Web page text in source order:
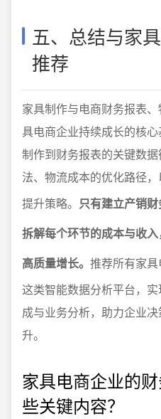
五、总结与家
推荐
家具制作与电商财务报表
具电商企业持续成长的核
制作到财务报表的关键数
法、物流成本的优化路径
提升策略。 只有建立产销
拆解每个环节的成本与收
高质量增长。 推荐所有家
这类智能数据分析平台，
成与业务分析，助力企业
升。
家具电商企业的
些关键内容？